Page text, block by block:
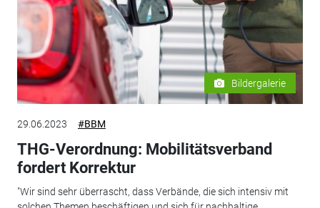
Bildergalerie
29.06.2023 #BBM
THG-Verordnung: Mobilitätsverband
fordert Korrektur
"Wir sind sehr überrascht, dass Verbände, die sich intensiv mit